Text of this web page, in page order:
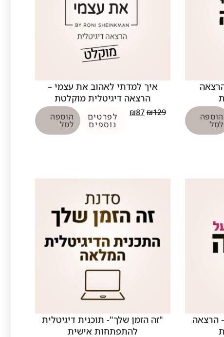
הוספה
לסל
איך למדתי לאהוב את עצמי –
הרצאה דיגיטלית מוקלטת
₪129
₪87 לפרטים
נוספים
הוספה
לסל
הרצאה
"זה הזמן שלך"- תוכנית דיגיטלית
להתפתחות אישית